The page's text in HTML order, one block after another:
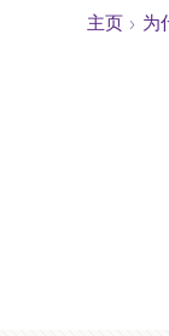
食品和
您的健
主页 为